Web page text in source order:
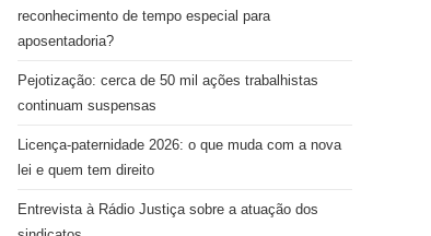
reconhecimento de tempo especial para
aposentadoria?
Pejotização: cerca de 50 mil ações trabalhistas
continuam suspensas
Licença-paternidade 2026: o que muda com a nova
lei e quem tem direito
Entrevista à Rádio Justiça sobre a atuação dos